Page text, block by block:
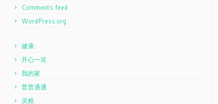
Comments feed
WordPress.org
健康
开心一笑
我的家
普普通通
灵粮